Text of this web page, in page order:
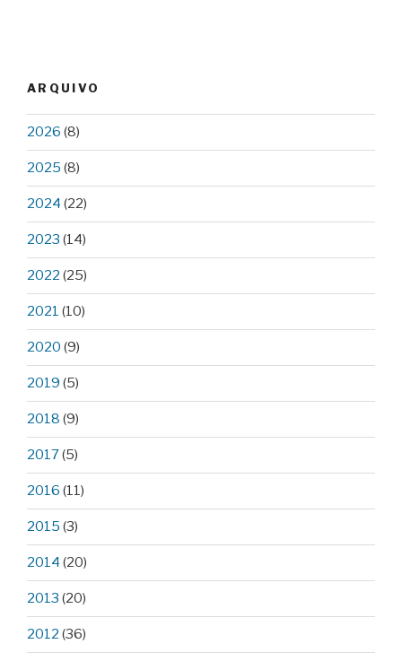
ARQUIVO
2026 (8)
2025 (8)
2024 (22)
2023 (14)
2022 (25)
2021 (10)
2020 (9)
2019 (5)
2018 (9)
2017(5)
2016 (11)
2015 (3)
2014 (20)
2013 (20)
2012 (36)